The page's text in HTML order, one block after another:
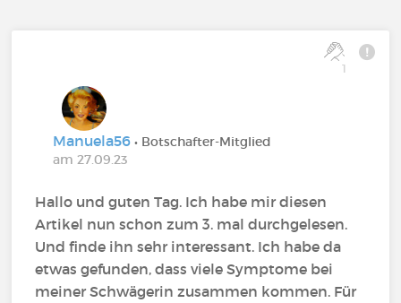
1
Manuela56• Botschafter-Mitglied
am 27.09.23
Hallo und guten Tag. Ich habe mir diesen
Artikel nun schon zum 3. mal durchgelesen.
Und finde ihn sehr interessant. Ich habe da
etwas gefunden, dass viele Symptome bei
meiner Schwägerin zusammen kommen. Für